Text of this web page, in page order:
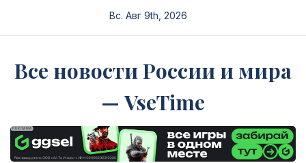
Вс. Авг 9th, 2026
Все новости России и мира
— VseTime